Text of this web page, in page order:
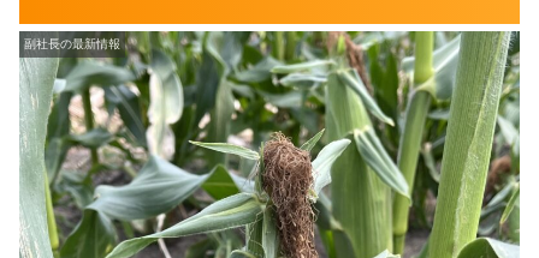
副社長の最新情報